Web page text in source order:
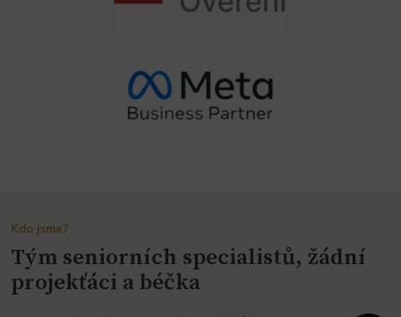
Kdo jsme?
Tým seniorních specialistů, žádní
projekťáci a béčka